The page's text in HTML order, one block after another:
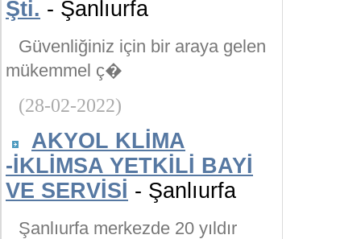
Şti. - Şanlıurfa
Güvenliğiniz için bir araya gelen
mükemmel ç�
(28-02-2022)
AKYOL KLİMA
-İKLİMSA YETKİLİ BAYİ
VE SERVİSİ - Şanlıurfa
Şanlıurfa merkezde 20 yıldır